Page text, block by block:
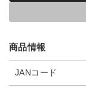
商品情報
JANコード